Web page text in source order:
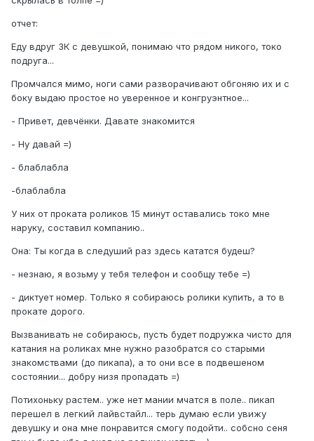
отчет:
Еду вдруг ЗК с девушкой, понимаю что рядом никого, токо
подруга...
Промчался мимо, ноги сами разворачивают обгоняю их и с
боку выдаю простое но уверенное и конгруэнтное...
- Привет, девчёнки. Давате знакомится
- Ну давай =)
- блаблабла
-блаблабла
У них от проката роликов 15 минут оставались токо мне
наруку, составил компанию..
Она: Ты когда в следуший раз здесь кататся будеш?
- незнаю, я возьму у тебя телефон и сообщу тебе =)
- диктует номер. Только я собираюсь ролики купить, а то в
прокате дорого.
Вызванивать не собираюсь, пусть будет подружка чисто для
катания на роликах мне нужно разобратся со старыми
знакомствами (до пикапа), а то они все в подвешеном
состоянии... добру низя пропадать =)
Потихоньку растем.. уже нет мании мчатся в поле.. пикап
перешел в легкий лайвстайл... терь думаю если увижу
девушку и она мне понравится смогу подойти.. собсно сеня